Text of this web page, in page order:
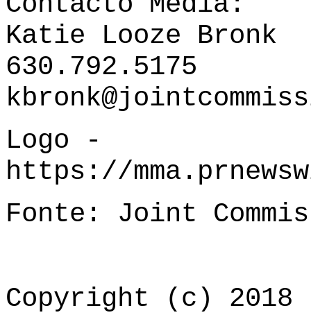
Katie Looze Bronk
630.792.5175
Logo -
https://
Fonte: Joint
Copyright (c) 2018